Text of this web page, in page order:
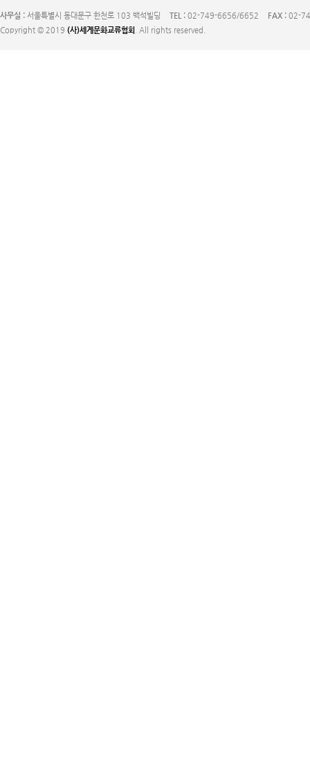
사무실 : 서울특별시 동대문구 한천로 103 백석빌딩 TEL : 02-749-6656/6652 FAX : 02-
Copyright © 2019 (사)세계문화교류협회 . All rights reserved.